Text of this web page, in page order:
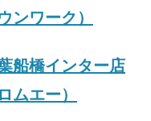
ンワーク）
船橋インター店
ムエー）